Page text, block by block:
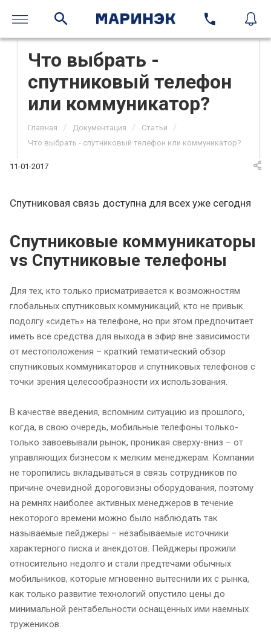
Что выбрать -
спутниковый телефон
или коммуникатор?
Главная / Документация / Статьи /
Что выбрать - спутниковый телефон или коммуникатор?
11-01-2017
Спутниковая связь доступна для всех уже сегодня
Спутниковые коммуникаторы
vs Спутниковые телефоны
Для тех, кто только присматривается к возможностям
глобальных спутниковых коммуникаций, кто не привык
подолгу «сидеть» на телефоне, но при этом предпочитает
иметь все средства для выхода в эфир вне зависимости
от местоположения – краткий тематический обзор
спутниковых коммуникаторов и спутниковых телефонов с
точки зрения целесообразности их использования.
В качестве введения, вспомним ситуацию из прошлого,
когда, в свою очередь, мобильные телефоны только-
только завоевывали рынок, проникая сверху-вниз – от
управляющих бизнесом к мелким менеджерам. Компании
не торопились вкладываться в связь сотрудников по
причине очевидной дороговизны оборудования, поэтому
на ремнях наиболее активных менеджеров в течение
некоторого времени можно было наблюдать так
называемые пейджеры – незабываемые источники
характерного писка и анекдотов. Пейджеры прожили
относительно недолго и стали предтечами обычных
мобильников, которые мгновенно вытеснили их с рынка,
как только развитие технологий опустило цены до
минимальной рентабельности оснащенных ими наемных
тружеников.